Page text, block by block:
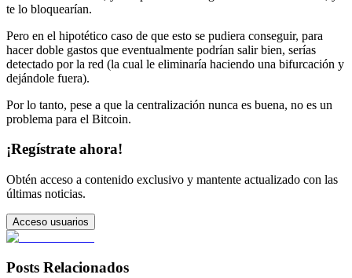
te lo bloquearían.
Pero en el hipotético caso de que esto se pudiera conseguir, para
hacer doble gastos que eventualmente podrían salir bien, serías
detectado por la red (la cual le eliminaría haciendo una bifurcación y
dejándole fuera).
Por lo tanto, pese a que la centralización nunca es buena, no es un
problema para el Bitcoin.
¡Regístrate ahora!
Obtén acceso a contenido exclusivo y mantente actualizado con las
últimas noticias.
Acceso usuarios
Posts Relacionados